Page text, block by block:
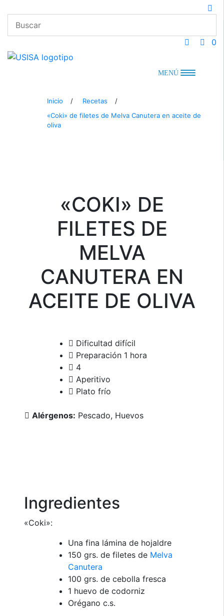
contenido
0
MENÚ
Inicio / Recetas
/
«Coki» de filetes de Melva Canutera en aceite de
oliva
«COKI» DE
FILETES DE
MELVA
CANUTERA EN
ACEITE DE OLIVA
Dificultad difícil
Preparación 1 hora
4
Aperitivo
Plato frío
Alérgenos: Pescado, Huevos
Ingredientes
«Coki»:
Una fina lámina de hojaldre
150 grs. de filetes de Melva
Canutera
100 grs. de cebolla fresca
1 huevo de codorniz
Orégano c.s.